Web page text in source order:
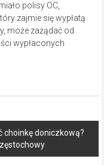
polisy OC,
zajmie się wypłatą
może zażądać od
wypłaconych
choinkę doniczkową?